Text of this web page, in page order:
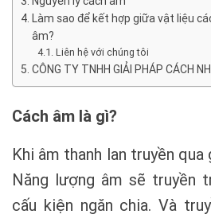
Làm sao để kết hợp giữa vật liệu
âm?
Liên hệ với chúng tôi
CÔNG TY TNHH GIẢI PHÁP CÁCH
Cách âm là gì?
Khi âm thanh lan truyền qua
Năng lượng âm sẽ truyền
cấu kiện ngăn chia. Và